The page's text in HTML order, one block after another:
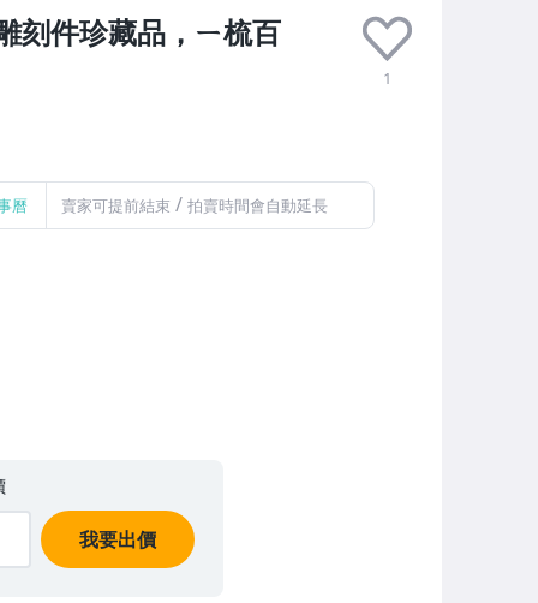
刻件珍藏品，ㄧ梳百
1
曆 賣家可提前結束 / 拍賣時間會自動延長
我要出價